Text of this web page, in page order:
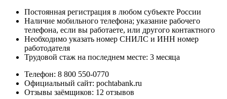
Постоянная регистрация в любом субъекте России
Наличие мобильного телефона; указание рабочего
телефона, если вы работаете, или другого контактного
Необходимо указать номер СНИЛС и ИНН номер
работодателя
Трудовой стаж на последнем месте: 3 месяца
Телефон: 8 800 550-0770
Официальный сайт: pochtabank.ru
Отзывы заёмщиков: 12 отзывов